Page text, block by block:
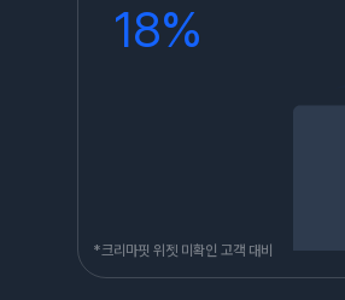
18%
*크리마핏 위젯 미확인 고객 대비